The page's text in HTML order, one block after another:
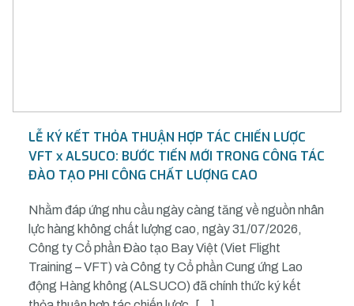
LỄ KÝ KẾT THỎA THUẬN HỢP TÁC CHIẾN LƯỢC
VFT x ALSUCO: BƯỚC TIẾN MỚI TRONG CÔNG TÁC
ĐÀO TẠO PHI CÔNG CHẤT LƯỢNG CAO
Nhằm đáp ứng nhu cầu ngày càng tăng về nguồn nhân
lực hàng không chất lượng cao, ngày 31/07/2026,
Công ty Cổ phần Đào tạo Bay Việt (Viet Flight
Training – VFT) và Công ty Cổ phần Cung ứng Lao
động Hàng không (ALSUCO) đã chính thức ký kết